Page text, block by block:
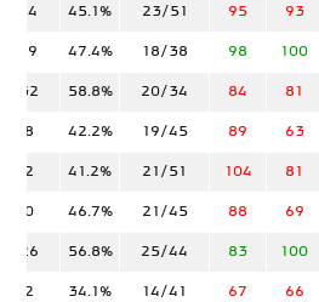
93
95
23/51
45.1%
44
100
98
18/38
47.4%
19
81
84
20/34
58.8%
32
63
89
19/45
42.2%
18
81
104
21/51
41.2%
22
69
88
21/45
46.7%
20
100
83
25/44
56.8%
26
66
67
14/41
34.1%
22